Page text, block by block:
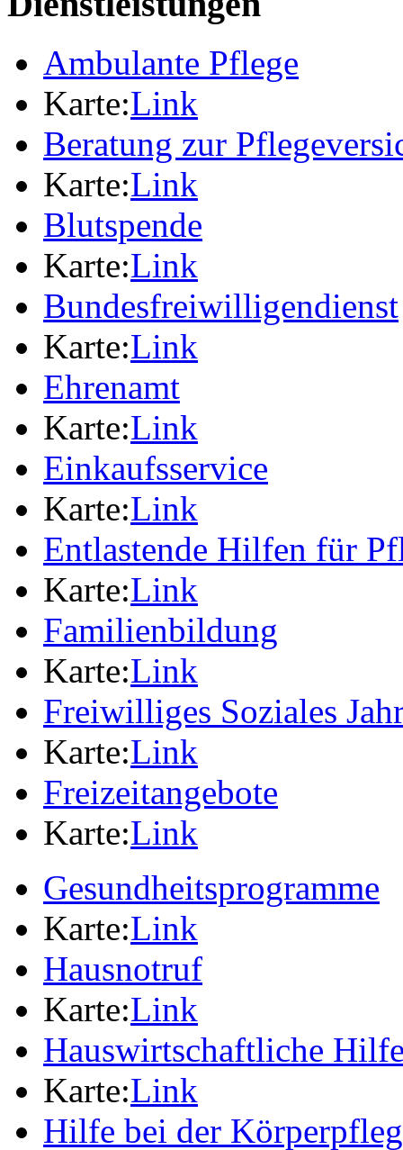
Ambulante Pflege
Karte:Link
Beratung zur
Karte:Link
Blutspende
Karte:Link
Bundesfreiwilligendienst
Karte:Link
Ehrenamt
Karte:Link
Einkaufsservice
Karte:Link
Entlastende Hilfen für
Karte:Link
Familienbildung
Karte:Link
Freiwilliges Soziales
Karte:Link
Freizeitangebote
Karte:Link
Gesundheitsprogramme
Karte:Link
Hausnotruf
Karte:Link
Hauswirtschaftliche
Karte:Link
Hilfe bei der